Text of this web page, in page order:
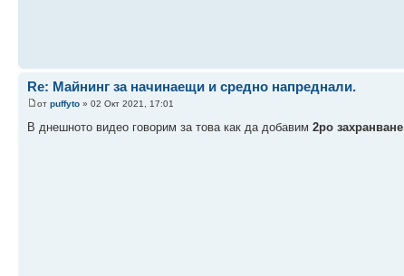
Re: Майнинг за начинаещи и средно напреднали.
от puffyto » 02 Окт 2021, 17:01
В днешното видео говорим за това как да добавим 2ро захранване